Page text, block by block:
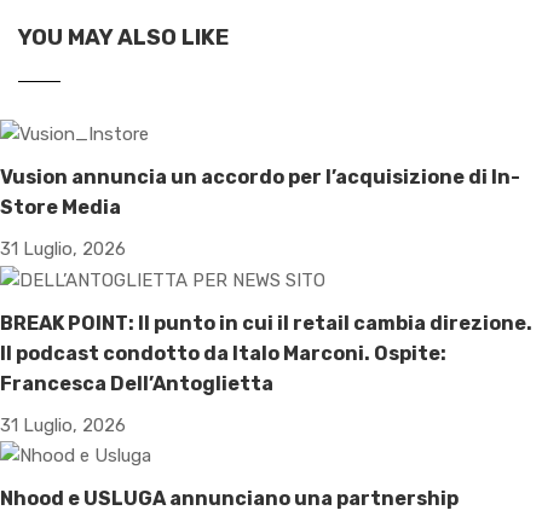
YOU MAY ALSO LIKE
Vusion annuncia un accordo per l’acquisizione di In-
Store Media
31 Luglio, 2026
BREAK POINT: Il punto in cui il retail cambia direzione.
Il podcast condotto da Italo Marconi. Ospite:
Francesca Dell’Antoglietta
31 Luglio, 2026
Nhood e USLUGA annunciano una partnership